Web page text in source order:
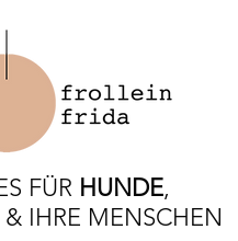
FÜR HUNDE,
& IHRE MENSCHEN